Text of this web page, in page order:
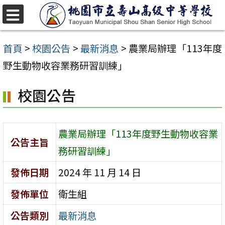
跳
至
主
要
容
區
首頁 >校園公告 >最新消息 > 農業局辦理「113年度
野生動物收容業務研習訓練」
校園公告
公告主旨
農業局辦理「113年度野生動物收容業
務研習訓練」
發佈日期
2024 年 11 月 14 日
發佈單位
衛生組
公告類別
最新消息
選
單